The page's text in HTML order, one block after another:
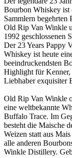
Bourbon Whiskey ist
Sammlern begehrten
Old Rip Van Winkle
1992 geschlossenen
Der 23 Years Pappy
Whiskey ist heute
beeindruckendsten
Highlight für Kenner,
Liebhaber exquisiter
Old Rip Van Winkle
eine weltbekannte
Buffalo Trace. Im
besteht die Maische
Weizen statt aus
alle anderen
Winkle Distillery.